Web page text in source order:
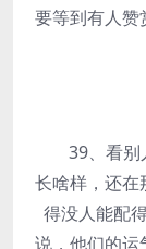
要等到有人赞
39、看别人
长啥样，还在
得没人能配
说，他们的运